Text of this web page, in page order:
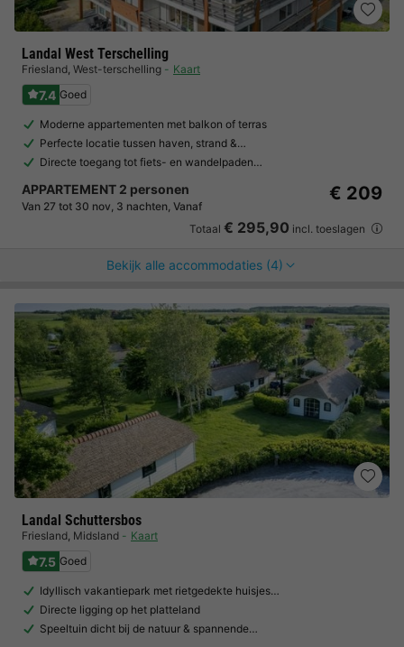
Landal West Terschelling
Friesland, West-terschelling Kaart
7.4 Goed
Moderne appartementen met balkon of terras
Perfecte locatie tussen haven, strand &…
Directe toegang tot fiets- en wandelpaden…
APPARTEMENT 2 personen
Van 27 tot 30 nov, 3 nachten, Vanaf
€ 209
Totaal € 295,90 incl. toeslagen
Bekijk alle accommodaties (4)
Landal Schuttersbos
Friesland, Midsland Kaart
7.5 Goed
Idyllisch vakantiepark met rietgedekte huisjes…
Directe ligging op het platteland
Speeltuin dicht bij de natuur & spannende…